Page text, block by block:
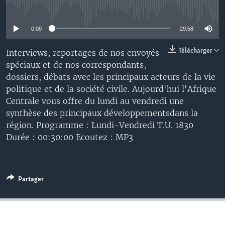
0:00 29:58
Télécharger
Interviews, reportages de nos envoyés
spéciaux et de nos correspondants,
dossiers, débats avec les principaux acteurs de la vie
politique et de la société civile. Aujourd'hui l'Afrique
Centrale vous offre du lundi au vendredi une
synthèse des principaux développementsdans la
région. Programme : Lundi-Vendredi T.U. 1830
Durée : 00:30:00 Ecoutez : MP3
Partager